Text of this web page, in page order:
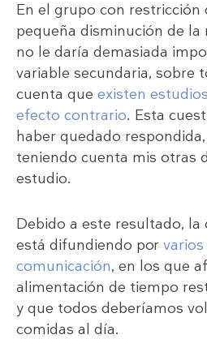
En el grupo con
pequeña disminución de la
no le daría demasiada
variable secundaria, sobre
cuenta que existen
efecto contrario. Esta
haber quedado
teniendo cuenta mis otras
estudio.
Debido a este resultado, la
está difundiendo por
comunicación, en los que
alimentación de tiempo
y que todos deberíamos
comidas al día.